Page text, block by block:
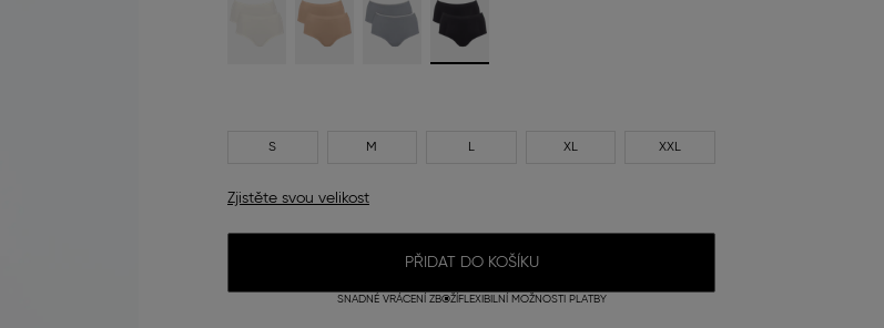
S M L XL XXL
Zjistěte svou velikost
PŘIDAT DO KOŠÍKU
SNADNÉ VRÁCENÍ ZBOŽÍ FLEXIBILNÍ MOŽNOSTI PLATBY